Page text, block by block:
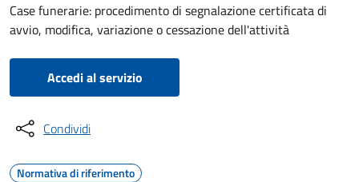
Case funerarie: procedimento di segnalazione certificata di
avvio, modifica, variazione o cessazione dell'attività
Accedi al servizio
Condividi
Normativa di riferimento